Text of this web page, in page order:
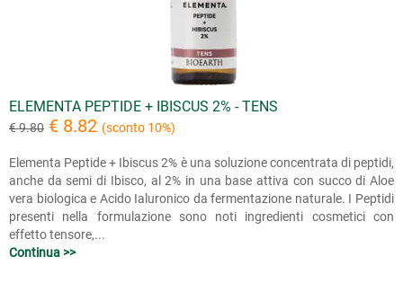
ELEMENTA PEPTIDE + IBISCUS 2% - TENS
€ 9.80 € 8.82 (sconto 10%)
Elementa Peptide + Ibiscus 2% è una soluzione concentrata di peptidi,
anche da semi di Ibisco, al 2% in una base attiva con succo di Aloe
vera biologica e Acido Ialuronico da fermentazione naturale. I Peptidi
presenti nella formulazione sono noti ingredienti cosmetici con
effetto tensore,...
Continua >>